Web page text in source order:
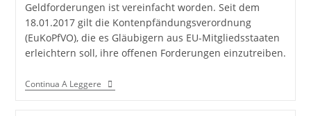
Geldforderungen ist vereinfacht worden. Seit dem
18.01.2017 gilt die Kontenpfändungsverordnung
(EuKoPfVO), die es Gläubigern aus EU-Mitgliedsstaaten
erleichtern soll, ihre offenen Forderungen einzutreiben.
Continua A LeggereEU-
Vollstreckungsrecht